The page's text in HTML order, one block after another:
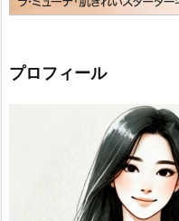
プロフィール